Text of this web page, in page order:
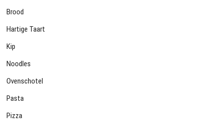
Brood
Hartige Taart
Kip
Noodles
Ovenschotel
Pasta
Pizza